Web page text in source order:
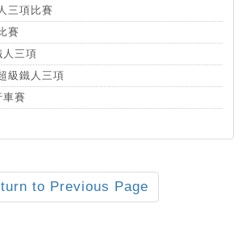
三項比賽
賽
人三項
級鐵人三項
賽
to Previous Page